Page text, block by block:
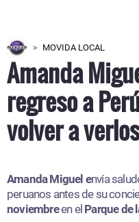
MOVIDA LOCAL
Amanda
regreso a
volver a
Amanda Miguel e
nvía
peruanos antes de su
noviembreen elParque de